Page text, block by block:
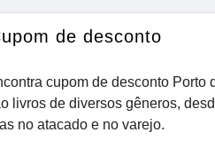
de desconto
cupom de desconto Porto
livros de diversos gêneros,
no atacado e no varejo.